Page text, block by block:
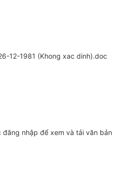
12-1981 (Khong xac dinh).doc
đăng nhập để xem và tải văn bản